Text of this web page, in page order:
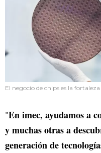
El negocio de chips es la
"En imec, ayudamos a
y muchas otras a
generación de